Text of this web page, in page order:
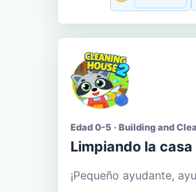
Edad 0-5 · Building and
Limpiando la casa
¡Pequeño ayudante,